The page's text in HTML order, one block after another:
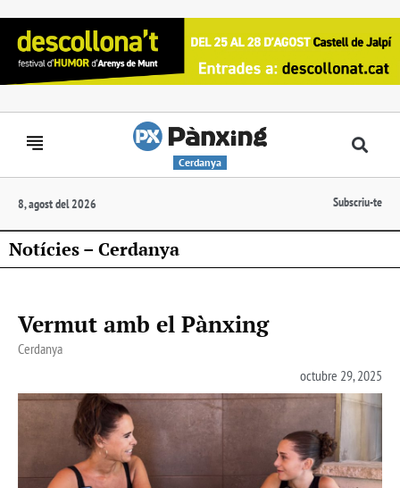
Cerdanya
8, agost del 2026 Subscriu-te
Notícies – Cerdanya
Vermut amb el Pànxing
Cerdanya
octubre 29, 2025